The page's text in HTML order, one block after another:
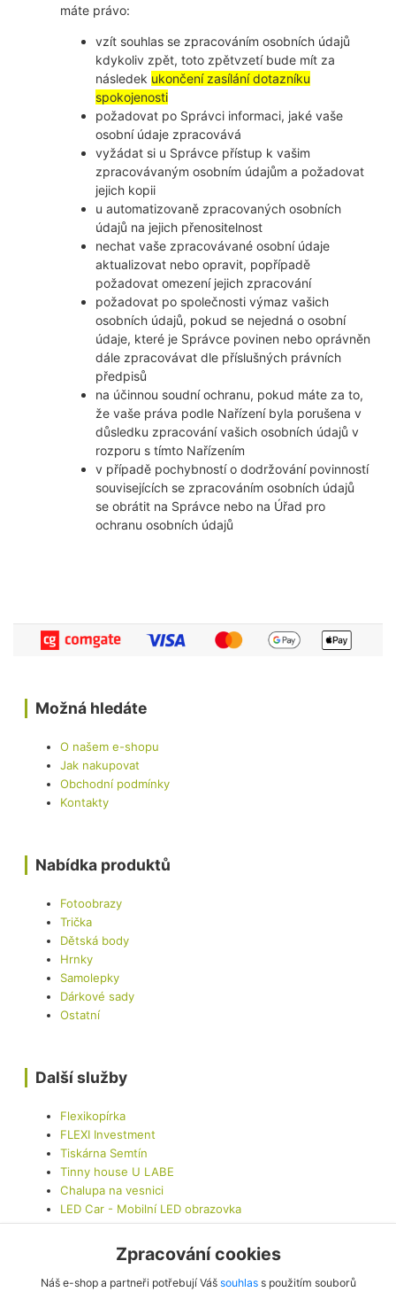
máte právo:
vzít souhlas se zpracováním osobních údajů
kdykoliv zpět, toto zpětvzetí bude mít za
následek ukončení zasílání dotazníku
spokojenosti
požadovat po Správci informaci, jaké vaše
osobní údaje zpracovává
vyžádat si u Správce přístup k vašim
zpracovávaným osobním údajům a požadovat
jejich kopii
u automatizovaně zpracovaných osobních
údajů na jejich přenositelnost
nechat vaše zpracovávané osobní údaje
aktualizovat nebo opravit, popřípadě
požadovat omezení jejich zpracování
požadovat po společnosti výmaz vašich
osobních údajů, pokud se nejedná o osobní
údaje, které je Správce povinen nebo oprávněn
dále zpracovávat dle příslušných právních
předpisů
na účinnou soudní ochranu, pokud máte za to,
že vaše práva podle Nařízení byla porušena v
důsledku zpracování vašich osobních údajů v
rozporu s tímto Nařízením
v případě pochybností o dodržování povinností
souvisejících se zpracováním osobních údajů
se obrátit na Správce nebo na Úřad pro
ochranu osobních údajů
Možná hledáte
O našem e-shopu
Jak nakupovat
Obchodní podmínky
Kontakty
Nabídka produktů
Fotoobrazy
Trička
Dětská body
Hrnky
Samolepky
Dárkové sady
Ostatní
Další služby
Flexikopírka
FLEXI Investment
Tiskárna Semtín
Tinny house U LABE
Chalupa na vesnici
LED Car - Mobilní LED obrazovka
Zpracování cookies
Náš e-shop a partneři potřebují Váš souhlass použitím souborů